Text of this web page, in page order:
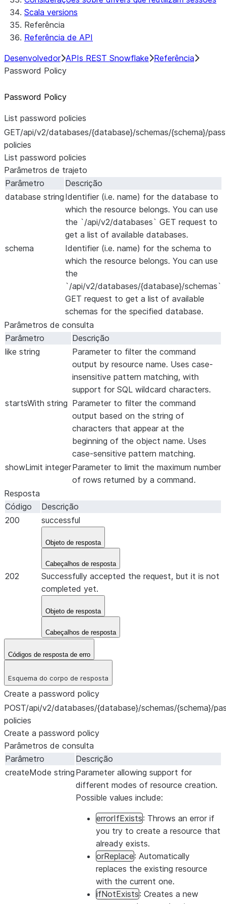
Scala versions
Referência
Referência de API
Desenvolvedor APIs REST Snowflake Referência
Password Policy
Password Policy
List password policies
GET/api/v2/databases/{database}/schemas/{schema}/
policies
List password policies
Parâmetros de trajeto
Parâmetro
Descrição
database string Identifier (i.e. name) for the database to
which the resource belongs. You can use
the `/api/v2/databases` GET request to
get a list of available databases.
schema
Identifier (i.e. name) for the schema to
which the resource belongs. You can use
the
`/api/v2/databases/{database}/schemas`
GET request to get a list of available
schemas for the specified database.
Parâmetros de consulta
Parâmetro
Descrição
like string
Parameter to filter the command
output by resource name. Uses case-
insensitive pattern matching, with
support for SQL wildcard characters.
startsWith string Parameter to filter the command
output based on the string of
characters that appear at the
beginning of the object name. Uses
case-sensitive pattern matching.
showLimit integerParameter to limit the maximum number
of rows returned by a command.
Resposta
Código
Descrição
200
successful
Objeto de resposta
Cabeçalhos de resposta
202
Successfully accepted the request, but it is not
completed yet.
Objeto de resposta
Cabeçalhos de resposta
Códigos de resposta de erro
Esquema do corpo de resposta
Create a password policy
POST/api/v2/databases/{database}/schemas/{schema}/
policies
Create a password policy
Parâmetros de consulta
Parâmetro
Descrição
createMode string Parameter allowing support for
different modes of resource creation.
Possible values include:
errorIfExists: Throws an error if
you try to create a resource that
already exists.
orReplace: Automatically
replaces the existing resource
with the current one.
ifNotExists: Creates a new